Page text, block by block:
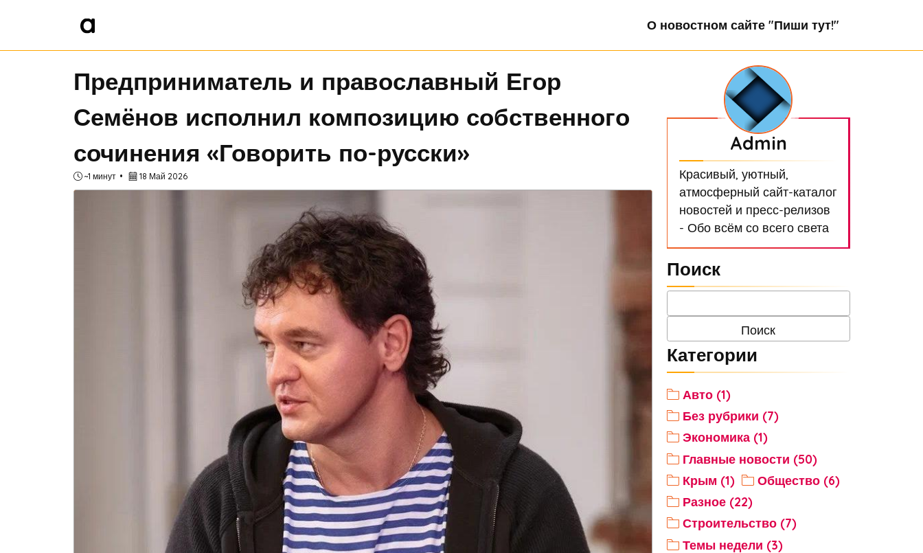
О новостном сайте "Пиши тут!"
Предприниматель и православный Егор
Семёнов исполнил композицию собственного
сочинения «Говорить по-русски»
~1 минут 18 Май 2026
Admin
Красивый, уютный,
атмосферный сайт-каталог
новостей и пресс-релизов
- Обо всём со всего света
Поиск
Категории
Авто (1)
Без рубрики (7)
Экономика (1)
Главные новости (50)
Крым (1)
Общество (6)
Разное (22)
Строительство (7)
Темы недели (3)